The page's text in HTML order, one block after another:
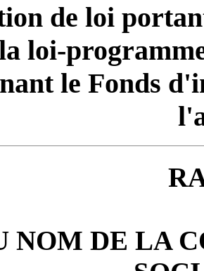
de loi
loi-
le Fonds
NOM DE LA